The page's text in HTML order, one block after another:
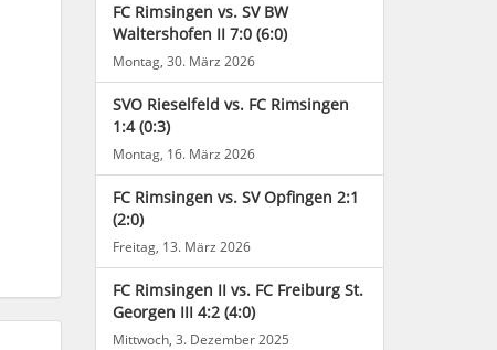
FC Rimsingen vs. SV BW
Waltershofen II 7:0 (6:0)
Montag, 30. März 2026
SVO Rieselfeld vs. FC Rimsingen
1:4 (0:3)
Montag, 16. März 2026
FC Rimsingen vs. SV Opfingen 2:1
(2:0)
Freitag, 13. März 2026
FC Rimsingen II vs. FC Freiburg St.
Georgen III 4:2 (4:0)
Mittwoch, 3. Dezember 2025